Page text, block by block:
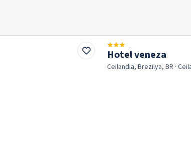
Hotel veneza
Ceilandia, Brezilya, BR ·